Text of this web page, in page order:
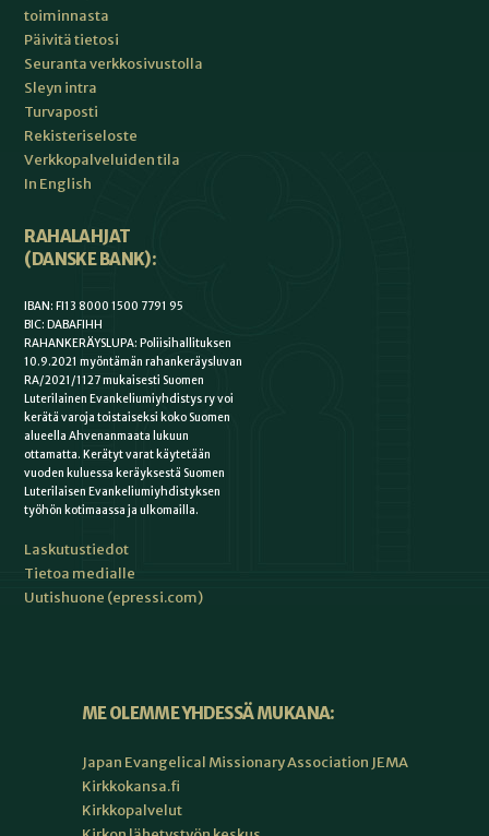
toiminnasta
Päivitä tietosi
Seuranta verkkosivustolla
Sleyn intra
Turvaposti
Rekisteriseloste
Verkkopalveluiden tila
In English
RAHALAHJAT
(DANSKE BANK):
IBAN: FI13 8000 1500 7791 95
BIC: DABAFIHH
RAHANKERÄYSLUPA: Poliisihallituksen
10.9.2021 myöntämän rahankeräysluvan
RA/2021/1127 mukaisesti Suomen
Luterilainen Evankeliumiyhdistys ry voi
kerätä varoja toistaiseksi koko Suomen
alueella Ahvenanmaata lukuun
ottamatta. Kerätyt varat käytetään
vuoden kuluessa keräyksestä Suomen
Luterilaisen Evankeliumiyhdistyksen
työhön kotimaassa ja ulkomailla.
Laskutustiedot
Tietoa medialle
Uutishuone (epressi.com)
ME OLEMME YHDESSÄ MUKANA:
Japan Evangelical Missionary Association JEMA
Kirkkokansa.fi
Kirkkopalvelut